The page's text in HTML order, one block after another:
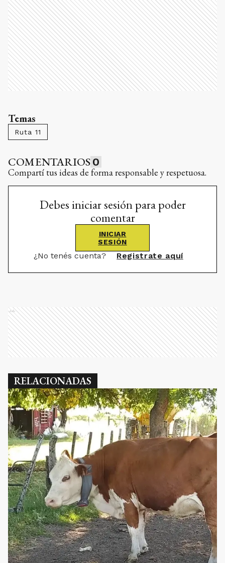
Temas
Ruta 11
COMENTARIOS 0
Compartí tus ideas de forma responsable y respetuosa.
Debes iniciar sesión para poder
comentar
INICIAR
SESIÓN
¿No tenés cuenta? Registrate aquí
Ads
RELACIONADAS